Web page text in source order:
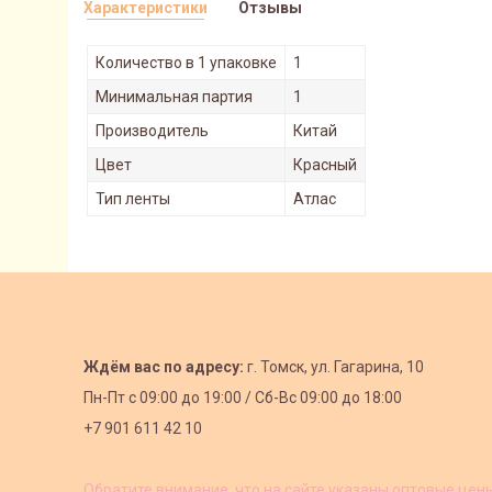
Характеристики
Количество в 1 упаковке
1
Минимальная партия
1
Производитель
Китай
Цвет
Красный
Тип ленты
Атлас
Отзывы
Ждём вас по адресу: г. Томск, ул. Гагарина, 10
Пн-Пт с09:00 до 19:00 /Сб-Вс 09:00 до 18:00
+7 901 611 42 10